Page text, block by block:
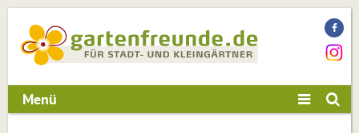
Menü